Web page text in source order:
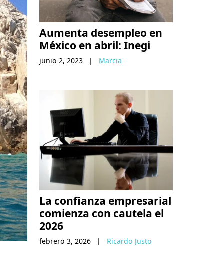
Aumenta desempleo en
México en abril: Inegi
junio 2, 2023 | Marcia
La confianza empresarial
comienza con cautela el
2026
febrero 3, 2026 | Ricardo Justo